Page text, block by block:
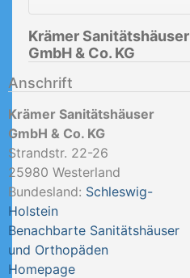
Krämer Sanitätshäuser
GmbH & Co. KG
Anschrift
Krämer Sanitätshäuser
GmbH & Co. KG
Strandstr. 22-26
25980 Westerland
Bundesland: Schleswig-
Holstein
Benachbarte Sanitätshäuser
und Orthopäden
Homepage